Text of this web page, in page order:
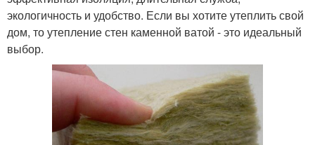
экологичность и удобство. Если вы хотите утеплить свой
дом, то утепление стен каменной ватой - это идеальный
выбор.